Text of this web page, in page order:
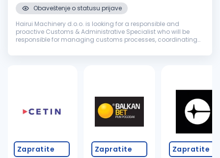
Obaveštenje o statusu prijave
Hairui Machinery d.o.o. is looking for a responsible and
proactive Customs & Administrative Specialist who will be
responsible for managing customs processes, coordinating
and providing ad...
Zapratite Zapratite Zapratite